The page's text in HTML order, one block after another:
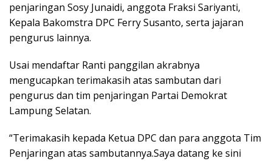
penjaringan Sosy Junaidi, anggota Fraksi Sariyanti,
Kepala Bakomstra DPC Ferry Susanto, serta jajaran
pengurus lainnya.
Usai mendaftar Ranti panggilan akrabnya
mengucapkan terimakasih atas sambutan dari
pengurus dan tim penjaringan Partai Demokrat
Lampung Selatan.
“Terimakasih kepada Ketua DPC dan para anggota Tim
Penjaringan atas sambutannya.Saya datang ke sini